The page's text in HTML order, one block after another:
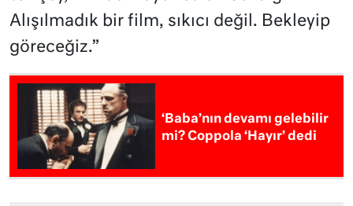
Alışılmadık bir film, sıkıcı değil. Bekleyip
göreceğiz.”
‘Baba’nın devamı gelebilir
mi? Coppola ‘Hayır’ dedi